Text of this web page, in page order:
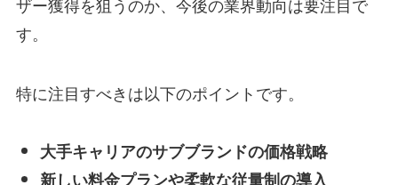
す。
特に注目すべきは以下のポイントです。
大手キャリアのサブブランドの価格戦略
新しい料金プランや柔軟な従量制の導入